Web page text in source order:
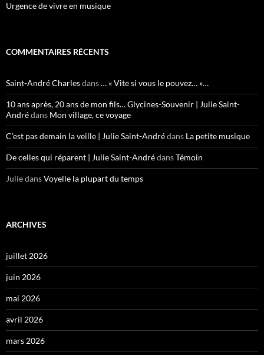
Urgence de vivre en musique
COMMENTAIRES RÉCENTS
Saint-André Charlesdans… « Vite si vous le pouvez… »…
10 ans après, 20 ans de mon fils… Glycines-Souvenir | Julie Saint-
Andrédans Mon village, ce voyage
C’est pas demain la veille | Julie Saint-Andrédans La petite musique
De celles qui réparent | Julie Saint-AndrédansTémoin
JuliedansVoyelle la plupart du temps
ARCHIVES
juillet 2026
juin 2026
mai 2026
avril 2026
mars 2026